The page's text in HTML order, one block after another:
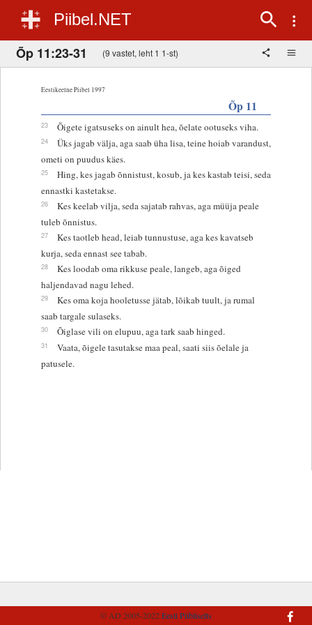
Piibel.NET
Õp 11:23-31 (9 vastet, leht 1 1-st)
Eestikeelne Piibel 1997
Õp 11
23 Õigete igatsuseks on ainult hea, õelate ootuseks viha.
24
Üks jagab välja, aga saab üha lisa, teine hoiab varandust,
ometi on puudus käes.
25
Hing, kes jagab õnnistust, kosub, ja kes kastab teisi, seda
ennastki kastetakse.
26
Kes keelab vilja, seda sajatab rahvas, aga müüja peale
tuleb õnnistus.
27
Kes taotleb head, leiab tunnustuse, aga kes kavatseb
kurja, seda ennast see tabab.
28
Kes loodab oma rikkuse peale, langeb, aga õiged
haljendavad nagu lehed.
29
Kes oma koja hooletusse jätab, lõikab tuult, ja rumal
saab targale sulaseks.
30 Õiglase vili on elupuu, aga tark saab hinged.
31
Vaata, õigele tasutakse maa peal, saati siis õelale ja
patusele.
© AD 2005-2022Eesti Piibliselts